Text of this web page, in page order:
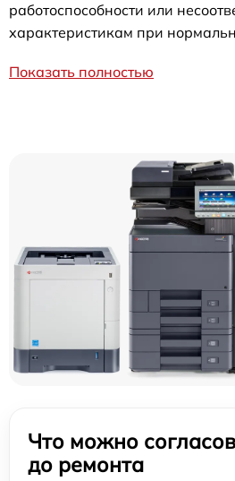
работоспособности или
характеристикам при
Показать полностью
Что можно
до ремонта